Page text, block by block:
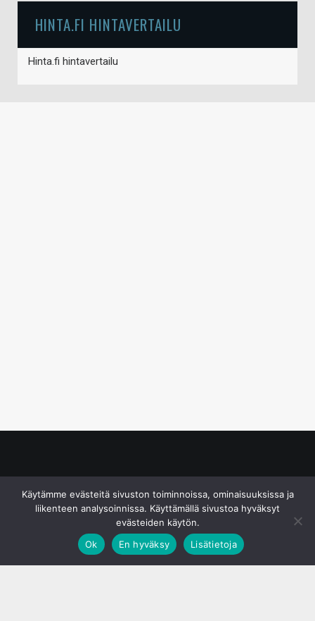
HINTA.FI HINTAVERTAILU
Hinta.fi hintavertailu
Käytämme evästeitä sivuston toiminnoissa, ominaisuuksissa ja
liikenteen analysoinnissa. Käyttämällä sivustoa hyväksyt
evästeiden käytön.
Ok
En hyväksy Lisätietoja